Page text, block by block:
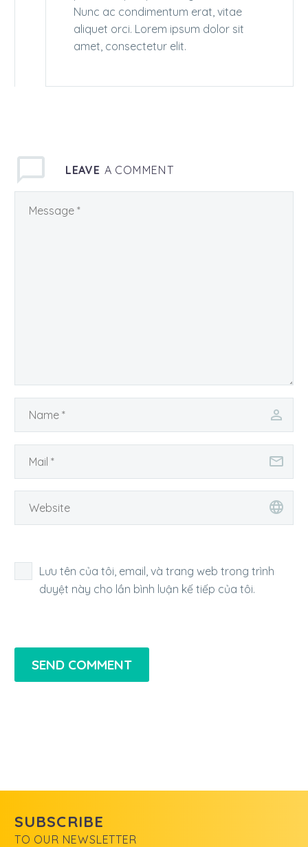
Nunc ac condimentum erat, vitae
aliquet orci. Lorem ipsum dolor sit
amet, consectetur elit.
LEAVE A COMMENT
Lưu tên của tôi, email, và trang web trong trình
duyệt này cho lần bình luận kế tiếp của tôi.
SEND COMMENT
SUBSCRIBE
TO OUR NEWSLETTER